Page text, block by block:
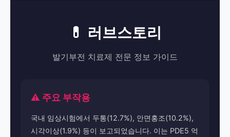
💊 러브스토리
발기부전 치료제 전문 정보 가이드
⚠️ 주요 부작용
국내 임상시험에서 두통(12.7%), 안면홍조(10.2%),
시각이상(1.9%) 등이 보고되었습니다. 이는 PDE5 억